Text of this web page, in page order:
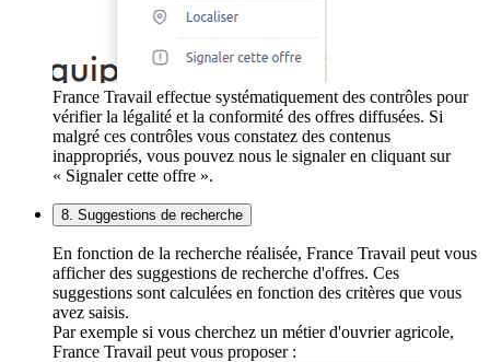
France Travail effectue systématiquement des contrôles pour
vérifier la légalité et la conformité des offres diffusées. Si
malgré ces contrôles vous constatez des contenus
inappropriés, vous pouvez nous le signaler en cliquant sur
« Signaler cette offre ».
8. Suggestions de recherche
En fonction de la recherche réalisée, France Travail peut vous
afficher des suggestions de recherche d'offres. Ces
suggestions sont calculées en fonction des critères que vous
avez saisis.
Par exemple si vous cherchez un métier d'ouvrier agricole,
France Travail peut vous proposer :